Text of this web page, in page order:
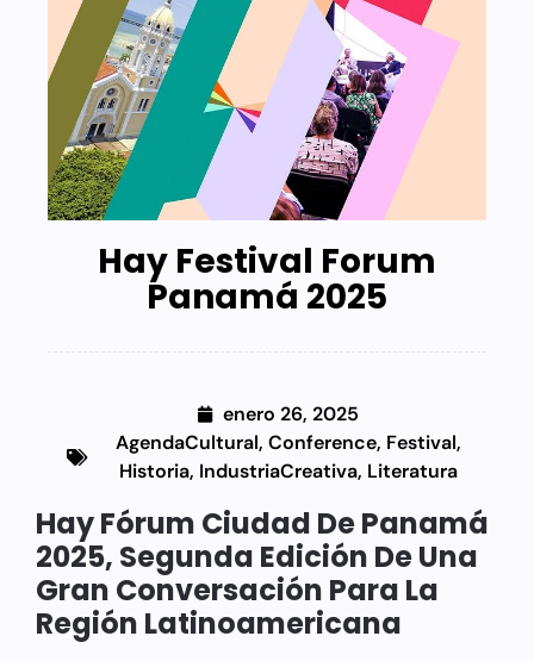
Hay Festival Forum
Panamá 2025
enero 26, 2025
AgendaCultural, Conference, Festival,
Historia, IndustriaCreativa, Literatura
Hay Fórum Ciudad De Panamá
2025, Segunda Edición De Una
Gran Conversación Para La
Región Latinoamericana